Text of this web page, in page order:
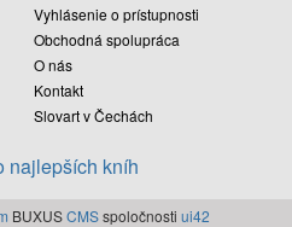
Vyhlásenie o prístupnosti
Obchodná spolupráca
O nás
Kontakt
Slovart v Čechách
najlepších kníh
BUXUSCMSspoločnosti ui42